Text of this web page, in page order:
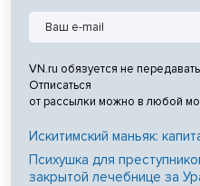
VN.ru обязуется не
Отписаться
от рассылки можно в любой
Искитимский маньяк:
Психушка для
закрытой лечебнице за